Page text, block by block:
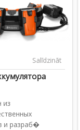
Salīdzināt
из
и разраб�